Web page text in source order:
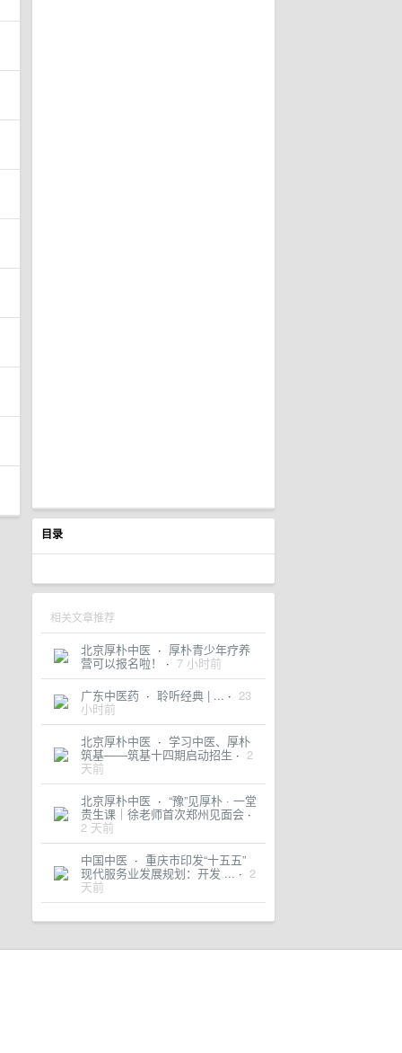
目录
相关文章推荐
北京厚朴中医 · 厚朴青少年疗养
营可以报名啦！ · 7 小时前
广东中医药 · 聆听经典 | ... · 23
小时前
北京厚朴中医 · 学习中医、厚朴
筑基——筑基十四期启动招生 · 2
天前
北京厚朴中医 · “豫”见厚朴 · 一堂
贵生课｜徐老师首次郑州见面会 ·
2 天前
中国中医 · 重庆市印发“十五五”
现代服务业发展规划：开发 ... · 2
天前